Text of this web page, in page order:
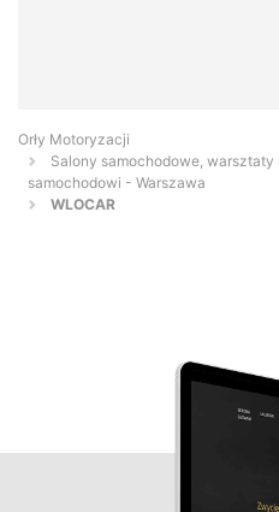
Orły Motoryzacji
Salony samochodowe,
samochodowi - Warszawa
WLOCAR